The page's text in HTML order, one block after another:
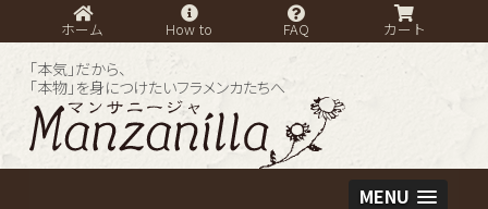
ホーム How to FAQ カート
「本気」だから、
「本物」を身につけたいフラメンカたちへ
MENU